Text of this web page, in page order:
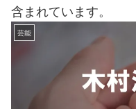
含まれています。
芸能